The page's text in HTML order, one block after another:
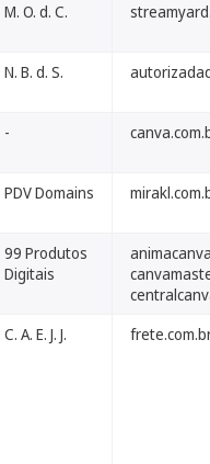
M. O. d. C.
N. B. d. S.
-
PDV Domains
99 Produtos
Digitais
C. A. E. J. J.